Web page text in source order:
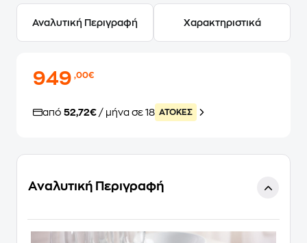
Αναλυτική Περιγραφή Χαρακτηριστικά
949,00€
από 52,72€ / μήνα σε 18 ATOKEΣ
Αναλυτική Περιγραφή